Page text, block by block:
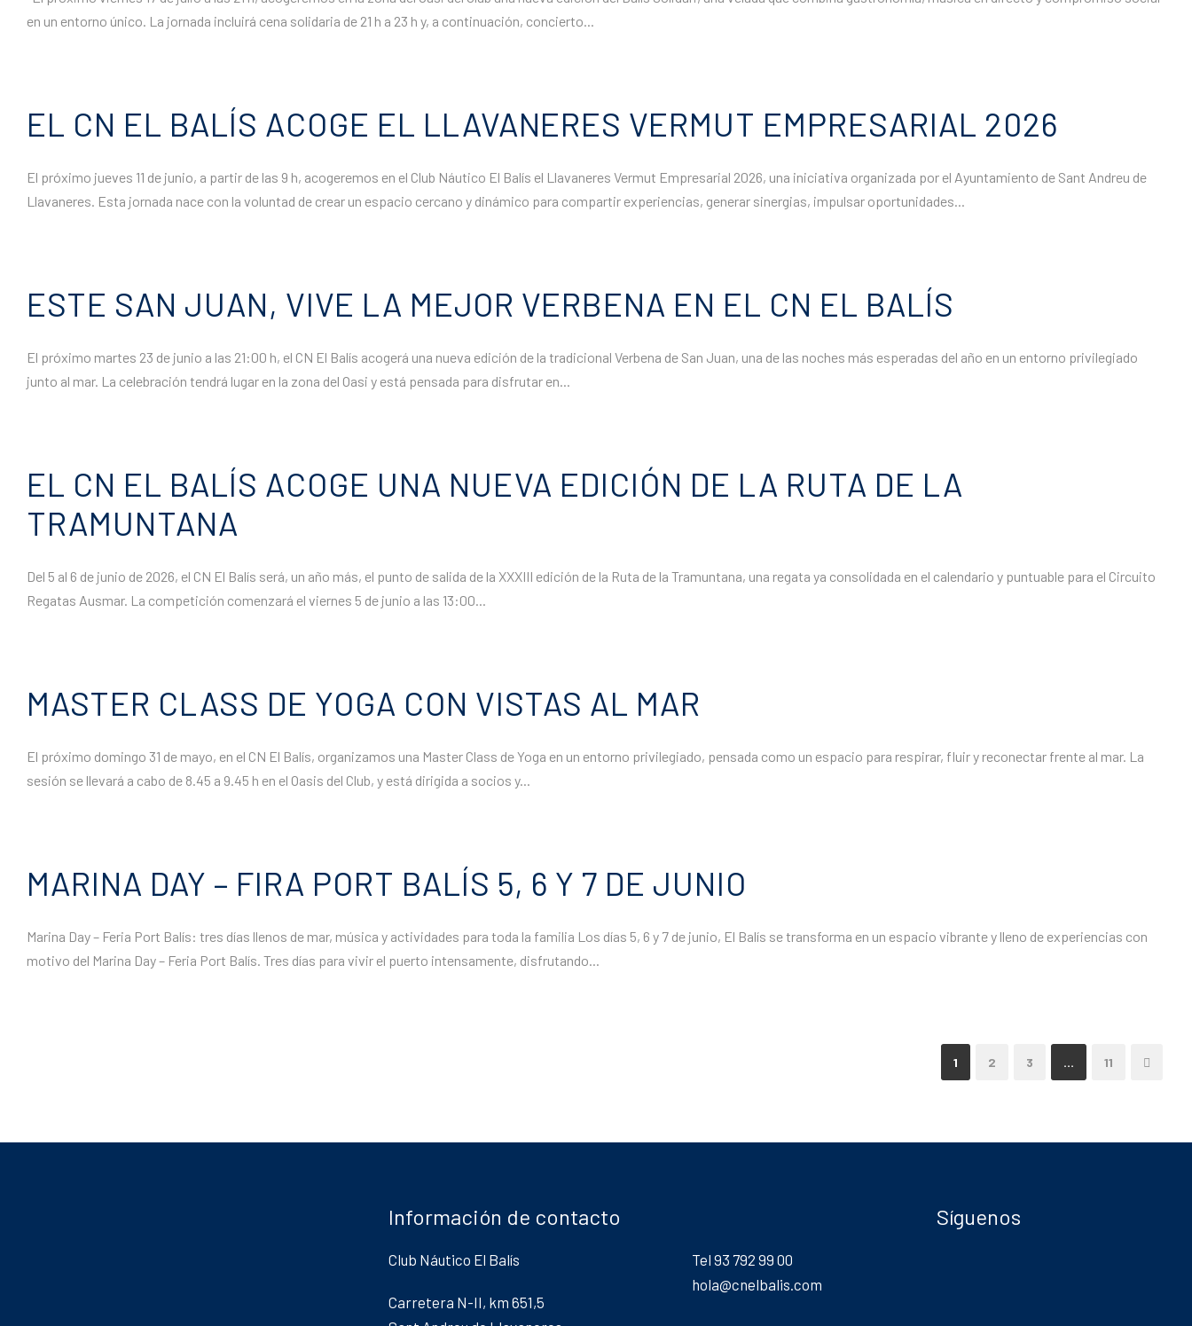
en un entorno único. La jornada incluirá cena solidaria de 21 h a 23 h y, a continuación, concierto...
EL CN EL BALÍS ACOGE EL LLAVANERES VERMUT EMPRESARIAL 2026
El próximo jueves 11 de junio, a partir de las 9 h, acogeremos en el Club Náutico El Balís el Llavaneres Vermut Empresarial 2026, una iniciativa organizada por el Ayuntamiento de Sant Andreu de
Llavaneres. Esta jornada nace con la voluntad de crear un espacio cercano y dinámico para compartir experiencias, generar sinergias, impulsar oportunidades...
ESTE SAN JUAN, VIVE LA MEJOR VERBENA EN EL CN EL BALÍS
El próximo martes 23 de junio a las 21:00 h, el CN El Balís acogerá una nueva edición de la tradicional Verbena de San Juan, una de las noches más esperadas del año en un entorno privilegiado
junto al mar. La celebración tendrá lugar en la zona del Oasi y está pensada para disfrutar en...
EL CN EL BALÍS ACOGE UNA NUEVA EDICIÓN DE LA RUTA DE LA
TRAMUNTANA
Del 5 al 6 de junio de 2026, el CN El Balís será, un año más, el punto de salida de la XXXIII edición de la Ruta de la Tramuntana, una regata ya consolidada en el calendario y puntuable para el Circuito
Regatas Ausmar. La competición comenzará el viernes 5 de junio a las 13:00...
MASTER CLASS DE YOGA CON VISTAS AL MAR
El próximo domingo 31 de mayo, en el CN El Balís, organizamos una Master Class de Yoga en un entorno privilegiado, pensada como un espacio para respirar, fluir y reconectar frente al mar. La
sesión se llevará a cabo de 8.45 a 9.45 h en el Oasis del Club, y está dirigida a socios y...
MARINA DAY – FIRA PORT BALÍS 5, 6 Y 7 DE JUNIO
Marina Day – Feria Port Balís: tres días llenos de mar, música y actividades para toda la familia Los días 5, 6 y 7 de junio, El Balís se transforma en un espacio vibrante y lleno de experiencias con
motivo del Marina Day – Feria Port Balís. Tres días para vivir el puerto intensamente, disfrutando...
1 2 3 … 11
Información de contacto
Club Náutico El Balís
Carretera N-II, km 651,5
Tel 93 792 99 00
hola@cnelbalis.com
Síguenos